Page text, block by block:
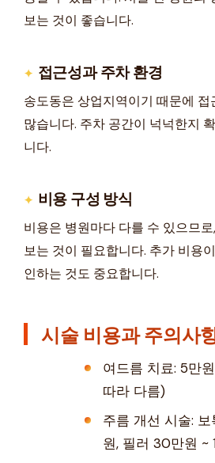
보는 것이 좋습니다.
접근성과 주차 환경
송도동은 상업지역이기 때문에 접
많습니다. 주차 공간이 넉넉한지
니다.
비용 구성 방식
비용은 병원마다 다를 수 있으므
보는 것이 필요합니다. 추가 비용
인하는 것도 중요합니다.
시술 비용과 주의사
여드름 치료: 5만
따라 다름)
주름 개선 시술:
원, 필러 30만원 ~